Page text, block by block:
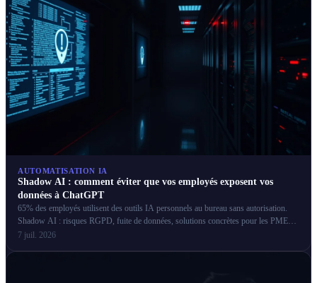
AUTOMATISATION IA
Shadow AI : comment éviter que vos employés exposent vos
données à ChatGPT
65% des employés utilisent des outils IA personnels au bureau sans autorisation.
Shadow AI : risques RGPD, fuite de données, solutions concrètes pour les PME
françaises.
7 juil. 2026